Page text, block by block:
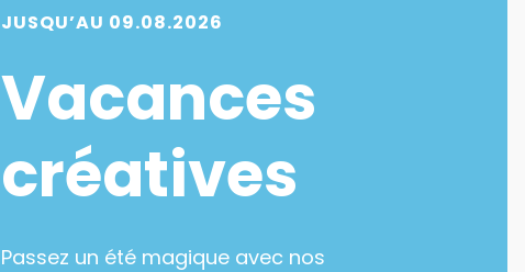
JUSQU’AU 09.08.2026
Vacances
créatives
Passez un été magique avec nos